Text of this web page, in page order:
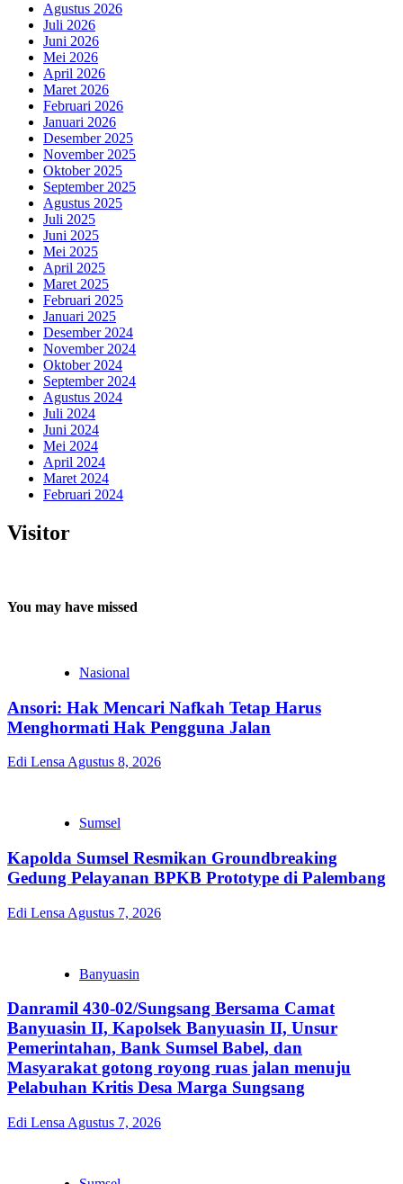
Agustus 2026
Juli 2026
Juni 2026
Mei 2026
April 2026
Maret 2026
Februari 2026
Januari 2026
Desember 2025
November 2025
Oktober 2025
September 2025
Agustus 2025
Juli 2025
Juni 2025
Mei 2025
April 2025
Maret 2025
Februari 2025
Januari 2025
Desember 2024
November 2024
Oktober 2024
September 2024
Agustus 2024
Juli 2024
Juni 2024
Mei 2024
April 2024
Maret 2024
Februari 2024
Visitor
You may have missed
Nasional
Ansori: Hak Mencari Nafkah Tetap Harus
Menghormati Hak Pengguna Jalan
Edi Lensa Agustus 8, 2026
Sumsel
Kapolda Sumsel Resmikan Groundbreaking
Gedung Pelayanan BPKB Prototype di Palembang
Edi Lensa Agustus 7, 2026
Banyuasin
Danramil 430-02/Sungsang Bersama Camat
Banyuasin II, Kapolsek Banyuasin II, Unsur
Pemerintahan, Bank Sumsel Babel, dan
Masyarakat gotong royong ruas jalan menuju
Pelabuhan Kritis Desa Marga Sungsang
Edi Lensa Agustus 7, 2026